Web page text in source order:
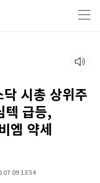
시총 상위주
급등,
엠 약세
07 09 13:54